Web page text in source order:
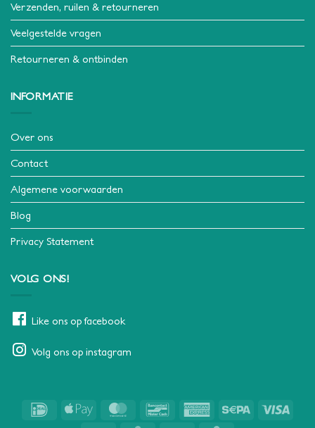
Verzenden, ruilen & retourneren
Veelgestelde vragen
Retourneren & ontbinden
INFORMATIE
Over ons
Contact
Algemene voorwaarden
Blog
Privacy Statement
VOLG ONS!
Like ons op facebook
Volg ons op instagram
IDeal
Apple
MasterCardBancontact American Sepa